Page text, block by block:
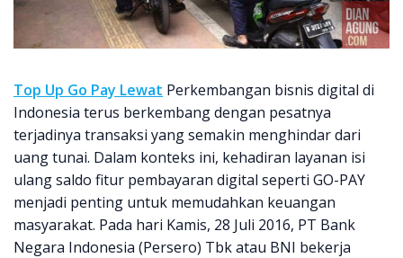
Top Up Go Pay Lewat Perkembangan bisnis digital di
Indonesia terus berkembang dengan pesatnya
terjadinya transaksi yang semakin menghindar dari
uang tunai. Dalam konteks ini, kehadiran layanan isi
ulang saldo fitur pembayaran digital seperti GO-PAY
menjadi penting untuk memudahkan keuangan
masyarakat. Pada hari Kamis, 28 Juli 2016, PT Bank
Negara Indonesia (Persero) Tbk atau BNI bekerja